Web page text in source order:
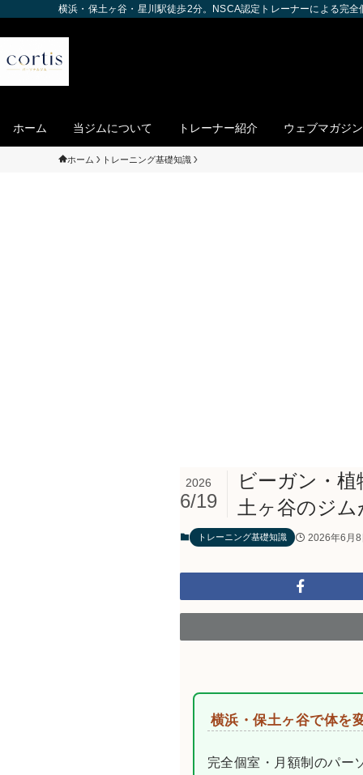
横浜・保土ヶ谷・星川駅徒歩2分。NSCA認定トレーナーによる完
ホーム 当ジムについて トレーナー紹介 ウェブマガジン
ホーム トレーニング基礎知識
ビーガン・
土ヶ谷のジム
2026
6/19
トレーニング基礎知識 2026年6月8
横浜・保土ヶ谷で体を
完全個室・月額制のパ